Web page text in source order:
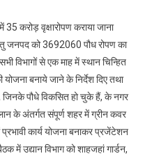
करोड़ वृक्षारोपण कराया जाना
हेतु जनपद को 3692060 पौध रोपण का
विभागों से एक माह में स्थान चिन्हित
बनाये जाने के निर्देश दिए तथा
जिनके पौधे विकसित हो चुके हैं, के नगर
के अंतर्गत संपूर्ण शहर में ग्रीन कवर
कार्य योजना बनाकर प्रजेंटेशन
में उद्यान विभाग को शाहजहां गार्डन,